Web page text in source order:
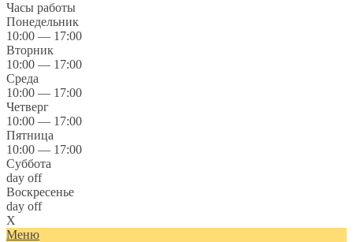
Часы работы
Понедельник
10:00 — 17:00
Вторник
10:00 — 17:00
Среда
10:00 — 17:00
Четверг
10:00 — 17:00
Пятница
10:00 — 17:00
Суббота
day off
Воскресенье
day off
X
Меню